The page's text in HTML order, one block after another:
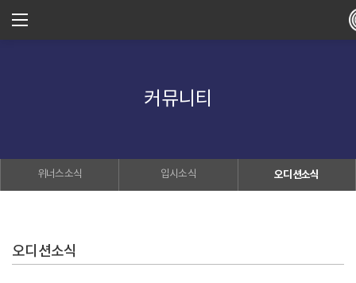
커뮤니티
위너스소식 입시소식 오디션소식
오디션소식